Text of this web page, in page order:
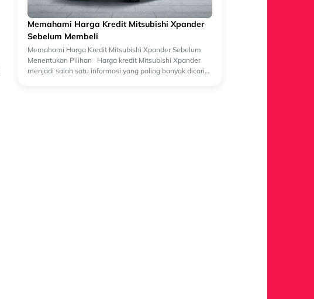
Memahami Harga Kredit Mitsubishi Xpander
Sebelum Membeli
Memahami Harga Kredit Mitsubishi Xpander Sebelum
Menentukan Pilihan Harga kredit Mitsubishi Xpander
menjadi salah satu informasi yang paling banyak dicari